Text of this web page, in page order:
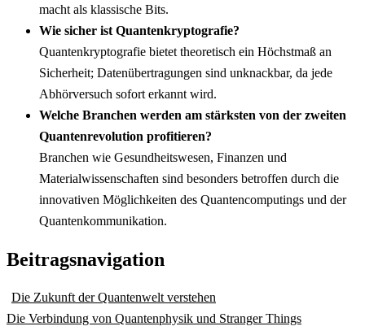
macht als klassische Bits.
Wie sicher ist Quantenkryptografie?
Quantenkryptografie bietet theoretisch ein Höchstmaß an
Sicherheit; Datenübertragungen sind unknackbar, da jede
Abhörversuch sofort erkannt wird.
Welche Branchen werden am stärksten von der zweiten
Quantenrevolution profitieren?
Branchen wie Gesundheitswesen, Finanzen und
Materialwissenschaften sind besonders betroffen durch die
innovativen Möglichkeiten des Quantencomputings und der
Quantenkommunikation.
Beitragsnavigation
Die Zukunft der Quantenwelt verstehen
Die Verbindung von Quantenphysik und Stranger Things